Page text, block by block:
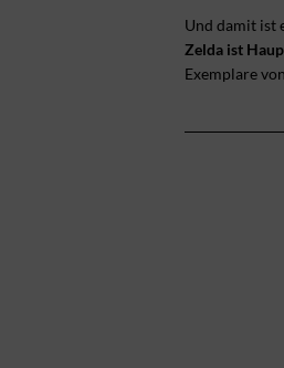
Und damit ist
Zelda ist
Exemplare von